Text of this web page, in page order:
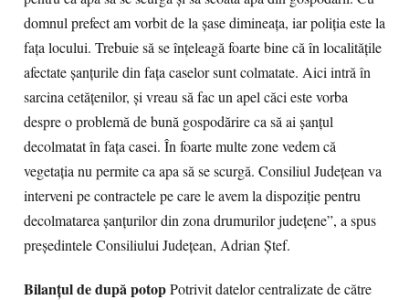
domnul prefect am vorbit de la şase dimineaţa, iar poliţia este la
faţa locului. Trebuie să se înţeleagă foarte bine că în localităţile
afectate şanţurile din faţa caselor sunt colmatate. Aici intră în
sarcina cetăţenilor, şi vreau să fac un apel căci este vorba
despre o problemă de bună gospodărire ca să ai şanţul
decolmatat în faţa casei. În foarte multe zone vedem că
vegetaţia nu permite ca apa să se scurgă. Consiliul Judeţean va
interveni pe contractele pe care le avem la dispoziţie pentru
decolmatarea şanţurilor din zona drumurilor judeţene”, a spus
preşedintele Consiliului Judeţean, Adrian Ştef.
Bilanţul de după potopPotrivit datelor centralizate de către